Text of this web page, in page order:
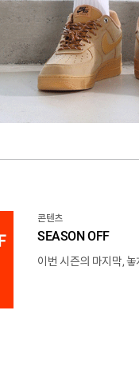
콘텐츠
SEASON OFF
이번 시즌의 마지막,